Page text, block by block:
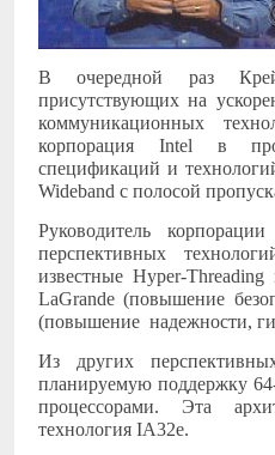
В очередной раз
присутствующих на
коммуникационных
корпорация Intel в
спецификаций и
Wideband с полосой
Руководитель
перспективных
известные Hyper-Threading
LaGrande (повышение
(повышение надежности,
Из других
планируемую поддержку
процессорами. Эта
технология IA32e.